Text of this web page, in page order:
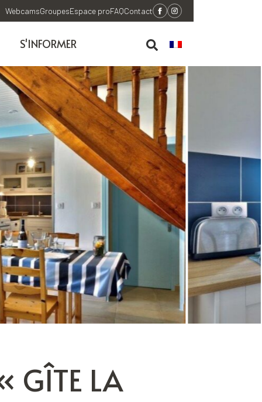
WebcamsGroupesEspace proFAQContact
S'INFORMER
GÎTE LA